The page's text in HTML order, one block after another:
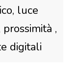
luce
,
digitali